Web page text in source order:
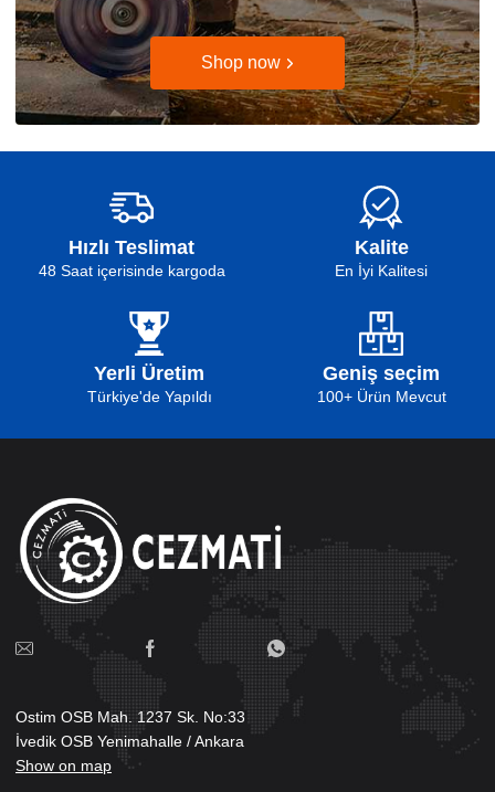
Shop now
Hızlı Teslimat
48 Saat içerisinde kargoda
Kalite
En İyi Kalitesi
Yerli Üretim
Türkiye'de Yapıldı
Geniş seçim
100+ Ürün Mevcut
Ostim OSB Mah. 1237 Sk. No:33
İvedik OSB Yenimahalle / Ankara
Show on map